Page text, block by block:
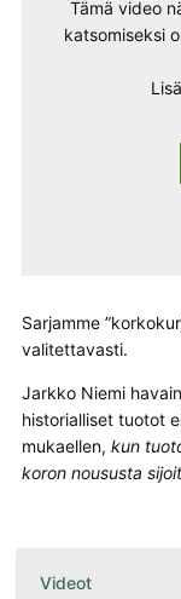
Tämä video
katsomiseksi
Sarjamme
valitettavasti.
Jarkko Niemi
historialliset tuotot
mukaellen, kun
koron noususta
Videot